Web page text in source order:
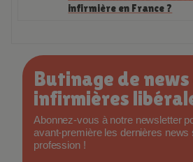
infirmière en France ?
Butinage de news entre
infirmières
Abonnez-vous à notre newsletter pour recevoir en
avant-première les dernières news
profession !